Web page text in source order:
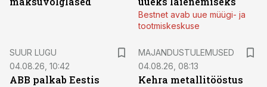
Bestnet avab uue müügi- ja
tootmiskeskuse
SUUR LUGU
04.08.26, 10:42
ABB palkab Eestis
MAJANDUSTULEMUSED
04.08.26, 08:13
Kehra metallitööstus